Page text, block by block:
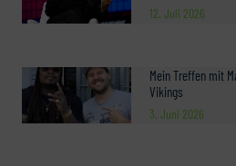
12. Juli 2026
Mein Treffen mit
Vikings
3. Juni 2026